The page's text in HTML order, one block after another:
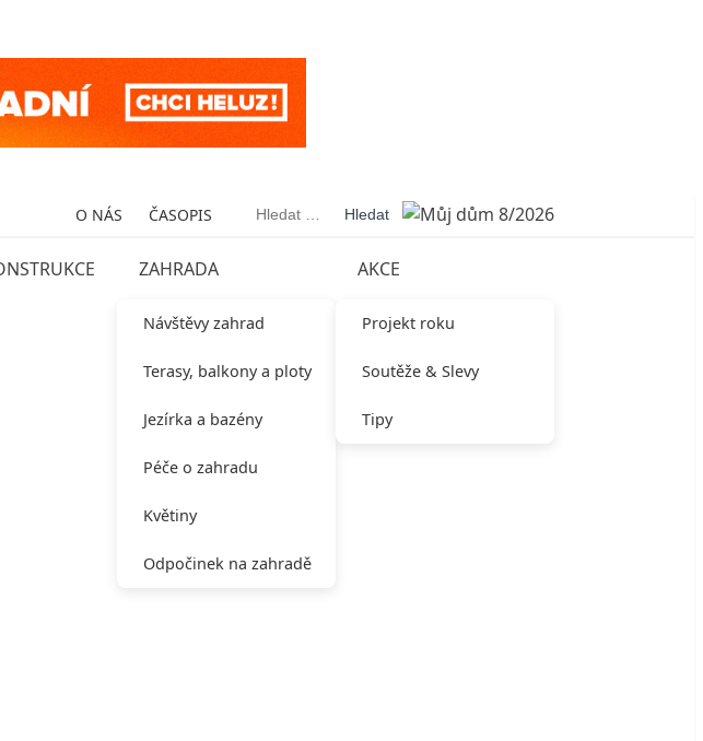
O NÁS ČASOPIS Vyhledávání
ZAHRADA
Návštěvy zahrad
Terasy, balkony a ploty
Jezírka a bazény
Péče o zahradu
Květiny
Odpočinek na zahradě
AKCE
Projekt roku
Soutěže & Slevy
Tipy